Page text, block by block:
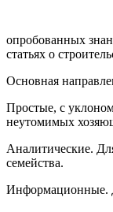
опробованных
статьях о
Основная
Простые, с
неутомимых
Аналитические.
семейства.
Информационные.